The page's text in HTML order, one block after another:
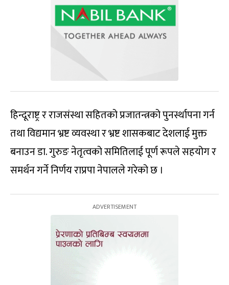
हिन्दूराष्ट्र र राजसंस्था सहितको प्रजातन्त्रको पुनर्स्थापना गर्न
तथा विद्यमान भ्रष्ट व्यवस्था र भ्रष्ट शासकबाट देशलाई मुक्त
बनाउन डा. गुरुङ नेतृत्वको समितिलाई पूर्ण रूपले सहयोग र
समर्थन गर्ने निर्णय राप्रपा नेपालले गरेको छ ।